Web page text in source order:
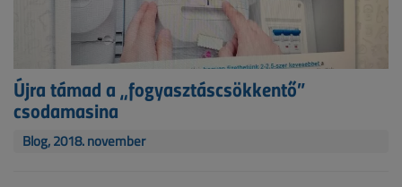
Újra támad a „fogyasztáscsökkentő”
csodamasina
Blog, 2018. november